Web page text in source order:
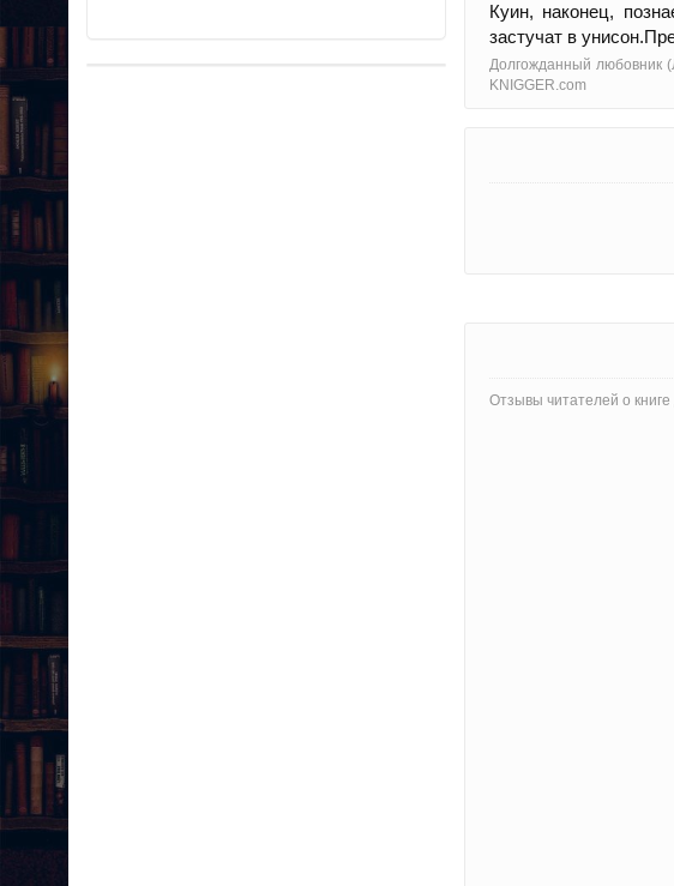
Куин, наконец,
застучат в
Долгожданный любовник
KNIGGER.com
Отзывы читателей о